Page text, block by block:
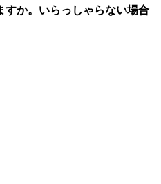
すか。いらっしゃらない場合